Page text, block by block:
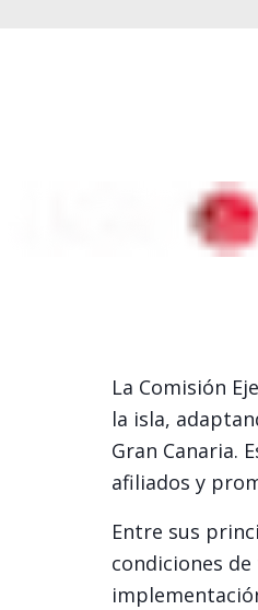
La Comisión
la isla,
Gran Canaria.
afiliados y
Entre sus
condiciones